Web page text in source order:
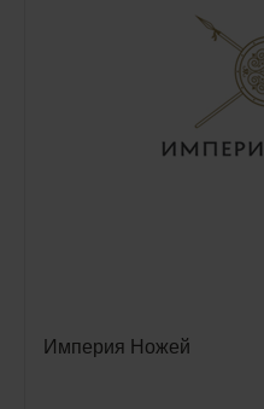
Империя Ножей